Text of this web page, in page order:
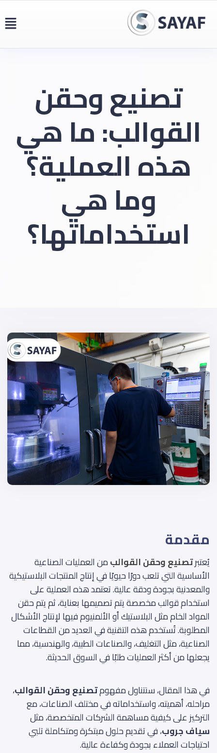
تصنيع وحقن
القوالب: ما هي
هذه العملية؟
وما هي
استخداماتها؟
مقدمة
يُعتبرتصنيع وحقن القوالبمن العمليات الصناعية
الأساسية التي تلعب دورًا حيويًا في إنتاج المنتجات البلاستيكية
والمعدنية بجودة ودقة عالية. تعتمد هذه العملية على
استخدام قوالب مخصصة يتم تصميمها بعناية، ثم يتم حقن
المواد الخام مثل البلاستيك أو الألمنيوم فيها لإنتاج الأشكال
المطلوبة. تُستخدم هذه التقنية في العديد من القطاعات
الصناعية، مثل التغليف، والصناعات الطبية، والهندسية، مما
يجعلها من أكثر العمليات طلبًا في السوق الحديثة.
في هذا المقال، سنتناول مفهومتصنيع وحقن القوالب،
مراحله، أهميته، واستخداماته في مختلف الصناعات، مع
التركيز على كيفية مساهمة الشركات المتخصصة، مثل
سياف جروب، في تقديم حلول مبتكرة ومتكاملة تلبي
احتياجات العملاء بجودة وكفاءة عالية.